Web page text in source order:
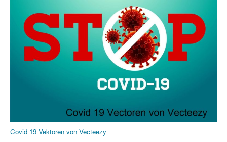
Covid 19 Vektoren von Vecteezy